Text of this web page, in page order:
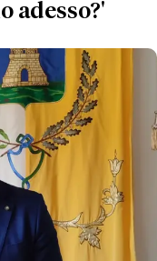
adesso?'